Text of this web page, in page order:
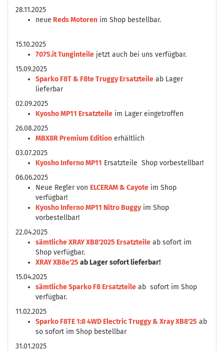
28.11.2025
neue Reds Motoren im Shop bestellbar.
15.10.2025
7075.it Tunginteile jetzt auch bei uns verfügbar.
15.09.2025
Sparko F8T & F8te Truggy Ersatzteile ab Lager
lieferbar
02.09.2025
Kyosho MP11 Ersatzteile im Lager eingetroffen
26.08.2025
MBX8R Premium Edition erhältlich
03.07.2025
Kyosho Inferno MP11 Ersatzteile Shop vorbestellbar!
06.06.2025
Neue Regler von ELCERAM & Cayote im Shop
verfügbar!
Kyosho Inferno MP11 Nitro Buggyim Shop
vorbestellbar!
22.04.2025
sämtliche XRAY XB8'2025 Ersatzteile ab sofort im
Shop verfügbar.
XRAY XB8e'25 ab Lager sofort lieferbar!
15.04.2025
sämtliche Sparko F8 Ersatzteile ab sofort im Shop
verfügbar.
11.02.2025
Sparko F8TE 1:8 4WD Electric Truggy & Xray XB8'25 ab
so sofort im Shop bestellbar
31.01.2025